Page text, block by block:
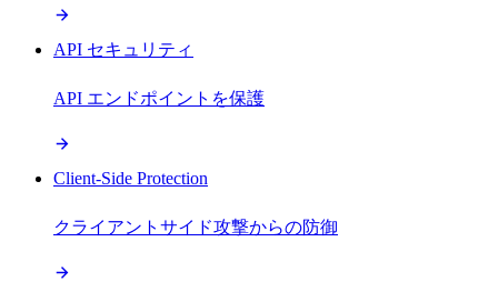
API セキュリティ
API エンドポイントを保護
Client-Side Protection
クライアントサイド攻撃からの防御